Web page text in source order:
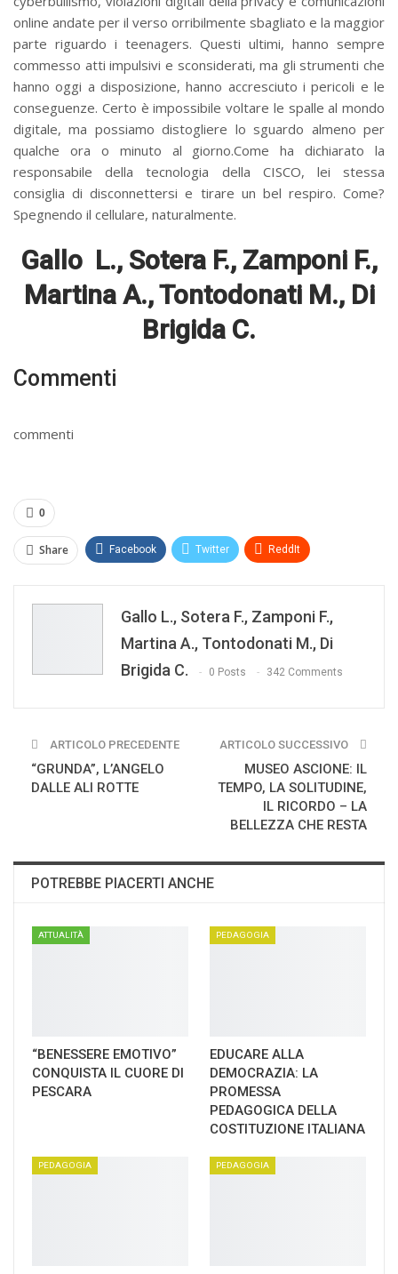
online andate per il verso orribilmente sbagliato e la maggior
parte riguardo i teenagers. Questi ultimi, hanno sempre
commesso atti impulsivi e sconsiderati, ma gli strumenti che
hanno oggi a disposizione, hanno accresciuto i pericoli e le
conseguenze. Certo è impossibile voltare le spalle al mondo
digitale, ma possiamo distogliere lo sguardo almeno per
qualche ora o minuto al giorno.Come ha dichiarato la
responsabile della tecnologia della CISCO, lei stessa
consiglia di disconnettersi e tirare un bel respiro. Come?
Spegnendo il cellulare, naturalmente.
Gallo L., Sotera F., Zamponi F.,
Martina A., Tontodonati M., Di
Brigida C.
Commenti
commenti
0
Share Facebook Twitter ReddIt
Gallo L., Sotera F., Zamponi F.,
Martina A., Tontodonati M., Di
Brigida C.
0 Posts 342 Comments
ARTICOLO PRECEDENTE
“GRUNDA”, L’ANGELO
DALLE ALI ROTTE
ARTICOLO SUCCESSIVO
MUSEO ASCIONE: IL
TEMPO, LA SOLITUDINE,
IL RICORDO – LA
BELLEZZA CHE RESTA
POTREBBE PIACERTI ANCHE
ATTUALITÀ
“BENESSERE EMOTIVO”
CONQUISTA IL CUORE DI
PESCARA
PEDAGOGIA
EDUCARE ALLA
DEMOCRAZIA: LA
PROMESSA
PEDAGOGICA DELLA
COSTITUZIONE ITALIANA
PEDAGOGIA PEDAGOGIA